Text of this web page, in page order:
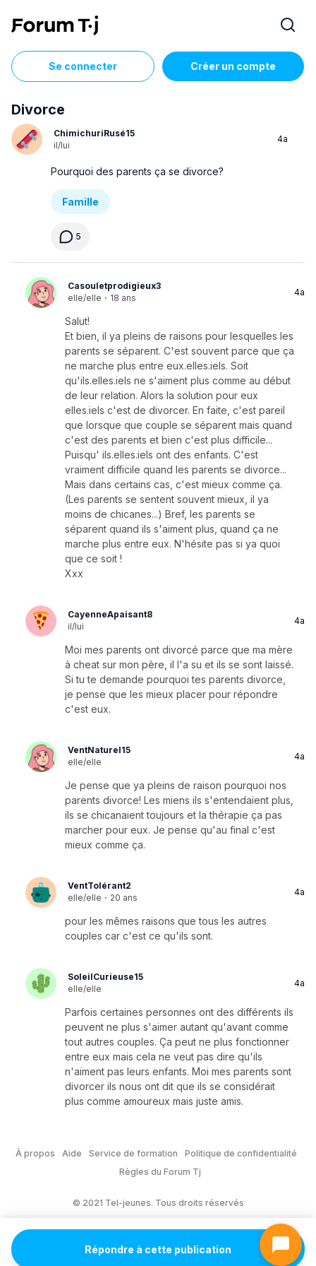
Se connecter Créer un compte
Divorce
ChimichuriRusé15
il/lui
4a
Pourquoi des parents ça se divorce?
Famille
5
Casouletprodigieux3
elle/elle · 18 ans
4a
Salut!
Et bien, il ya pleins de raisons pour lesquelles les
parents se séparent. C'est souvent parce que ça
ne marche plus entre eux.elles.iels. Soit
qu'ils.elles.iels ne s'aiment plus comme au début
de leur relation. Alors la solution pour eux
elles.iels c'est de divorcer. En faite, c'est pareil
que lorsque que couple se séparent mais quand
c'est des parents et bien c'est plus difficile...
Puisqu' ils.elles.iels ont des enfants. C'est
vraiment difficile quand les parents se divorce...
Mais dans certains cas, c'est mieux comme ça.
(Les parents se sentent souvent mieux, il ya
moins de chicanes...) Bref, les parents se
séparent quand ils s'aiment plus, quand ça ne
marche plus entre eux. N'hésite pas si ya quoi
que ce soit !
Xxx
CayenneApaisant8
il/lui
4a
Moi mes parents ont divorcé parce que ma mère
à cheat sur mon père, il l'a su et ils se sont laissé.
Si tu te demande pourquoi tes parents divorce,
je pense que les mieux placer pour répondre
c'est eux.
VentNaturel15
elle/elle
4a
Je pense que ya pleins de raison pourquoi nos
parents divorce! Les miens ils s'entendaient plus,
ils se chicanaient toujours et la thérapie ça pas
marcher pour eux. Je pense qu'au final c'est
mieux comme ça.
VentTolérant2
elle/elle · 20 ans
4a
pour les mêmes raisons que tous les autres
couples car c'est ce qu'ils sont.
SoleilCurieuse15
elle/elle
4a
Parfois certaines personnes ont des différents ils
peuvent ne plus s'aimer autant qu'avant comme
tout autres couples. Ça peut ne plus fonctionner
entre eux mais cela ne veut pas dire qu'ils
n'aiment pas leurs enfants. Moi mes parents sont
divorcer ils nous ont dit que ils se considérait
plus comme amoureux mais juste amis.
Répondre à cette publication
À propos Aide Service de formation
Politique de confidentialité
Règles du Forum Tj
© 2021 Tel-jeunes. Tous droits réservés